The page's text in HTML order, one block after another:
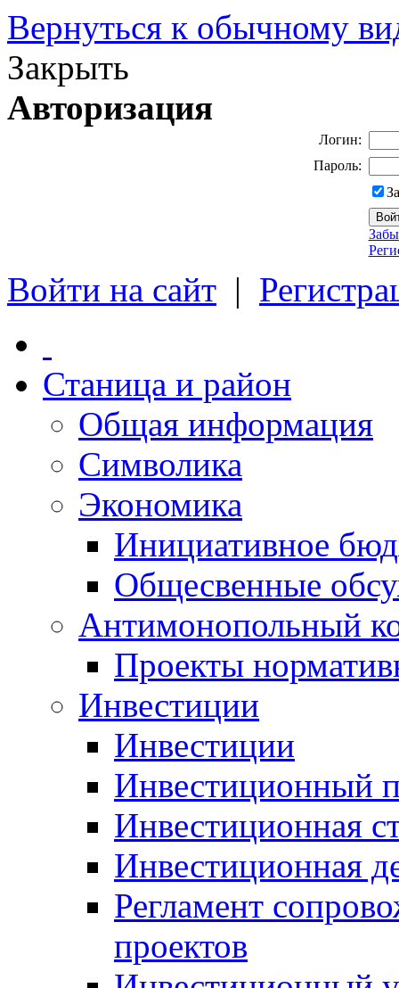
Вернуться к обычному
Закрыть
Авторизация
Логин:
Пароль:
Войти на сайт |
Станица и район
Общая информация
Символика
Экономика
Инициативное
Общесвенные
Антимонопольный
Проекты
Инвестиции
Инвестиции
Инвестиционный
Инвестиционная
Инвестиционная
Регламент
проектов